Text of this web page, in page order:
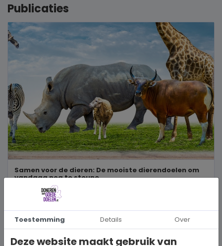
Publicaties
Samen voor de dieren: De mooiste dierendoelen om
vandaag nog te steune...
Ben jij een echte dierenvriend en wil je graag bijdragen aan een
betere wereld voor viervoeters, gevleugelde vrienden of wild...
Toestemming Details Over
Deze website maakt gebruik van